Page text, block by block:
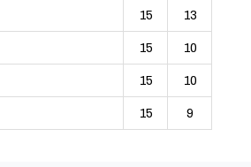
15
13
15
10
15
10
15 9